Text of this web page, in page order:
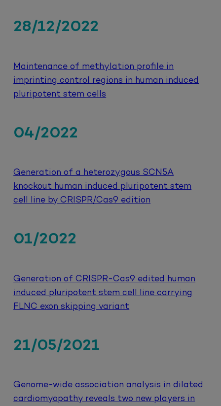
28/12/2022
Maintenance of methylation profile in
imprinting control regions in human induced
pluripotent stem cells
04/2022
Generation of a heterozygous SCN5A
knockout human induced pluripotent stem
cell line by CRISPR/Cas9 edition
01/2022
Generation of CRISPR-Cas9 edited human
induced pluripotent stem cell line carrying
FLNC exon skipping variant
21/05/2021
Genome-wide association analysis in dilated
cardiomyopathy reveals two new players in